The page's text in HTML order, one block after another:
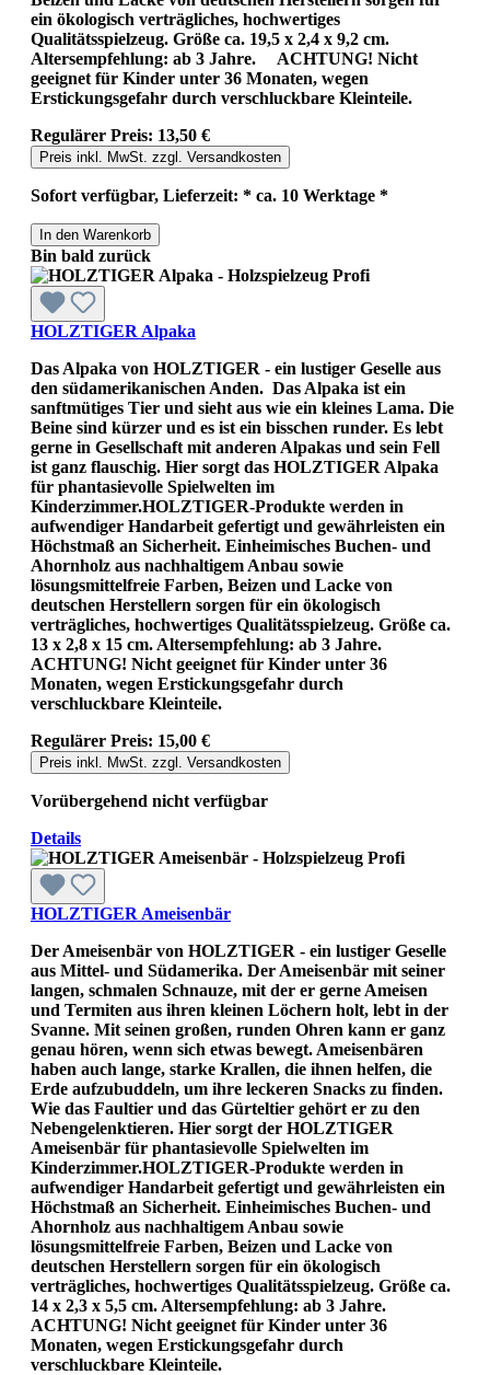
ein ökologisch verträgliches, hochwertiges
Qualitätsspielzeug. Größe ca. 19,5 x 2,4 x 9,2 cm.
Altersempfehlung: ab 3 Jahre. ACHTUNG! Nicht
geeignet für Kinder unter 36 Monaten, wegen
Erstickungsgefahr durch verschluckbare Kleinteile.
Regulärer Preis: 13,50 €
Preis inkl. MwSt. zzgl. Versandkosten
Sofort verfügbar, Lieferzeit: * ca. 10 Werktage *
In den Warenkorb
Bin bald zurück
HOLZTIGER Alpaka
Das Alpaka von HOLZTIGER - ein lustiger Geselle aus
den südamerikanischen Anden. Das Alpaka ist ein
sanftmütiges Tier und sieht aus wie ein kleines Lama. Die
Beine sind kürzer und es ist ein bisschen runder. Es lebt
gerne in Gesellschaft mit anderen Alpakas und sein Fell
ist ganz flauschig. Hier sorgt das HOLZTIGER Alpaka
für phantasievolle Spielwelten im
Kinderzimmer.HOLZTIGER-Produkte werden in
aufwendiger Handarbeit gefertigt und gewährleisten ein
Höchstmaß an Sicherheit. Einheimisches Buchen- und
Ahornholz aus nachhaltigem Anbau sowie
lösungsmittelfreie Farben, Beizen und Lacke von
deutschen Herstellern sorgen für ein ökologisch
verträgliches, hochwertiges Qualitätsspielzeug. Größe ca.
13 x 2,8 x 15 cm. Altersempfehlung: ab 3 Jahre.
ACHTUNG! Nicht geeignet für Kinder unter 36
Monaten, wegen Erstickungsgefahr durch
verschluckbare Kleinteile.
Regulärer Preis: 15,00 €
Preis inkl. MwSt. zzgl. Versandkosten
Vorübergehend nicht verfügbar
Details
HOLZTIGER Ameisenbär
Der Ameisenbär von HOLZTIGER - ein lustiger Geselle
aus Mittel- und Südamerika. Der Ameisenbär mit seiner
langen, schmalen Schnauze, mit der er gerne Ameisen
und Termiten aus ihren kleinen Löchern holt, lebt in der
Svanne. Mit seinen großen, runden Ohren kann er ganz
genau hören, wenn sich etwas bewegt. Ameisenbären
haben auch lange, starke Krallen, die ihnen helfen, die
Erde aufzubuddeln, um ihre leckeren Snacks zu finden.
Wie das Faultier und das Gürteltier gehört er zu den
Nebengelenktieren. Hier sorgt der HOLZTIGER
Ameisenbär für phantasievolle Spielwelten im
Kinderzimmer.HOLZTIGER-Produkte werden in
aufwendiger Handarbeit gefertigt und gewährleisten ein
Höchstmaß an Sicherheit. Einheimisches Buchen- und
Ahornholz aus nachhaltigem Anbau sowie
lösungsmittelfreie Farben, Beizen und Lacke von
deutschen Herstellern sorgen für ein ökologisch
verträgliches, hochwertiges Qualitätsspielzeug. Größe ca.
14 x 2,3 x 5,5 cm. Altersempfehlung: ab 3 Jahre.
ACHTUNG! Nicht geeignet für Kinder unter 36
Monaten, wegen Erstickungsgefahr durch
verschluckbare Kleinteile.